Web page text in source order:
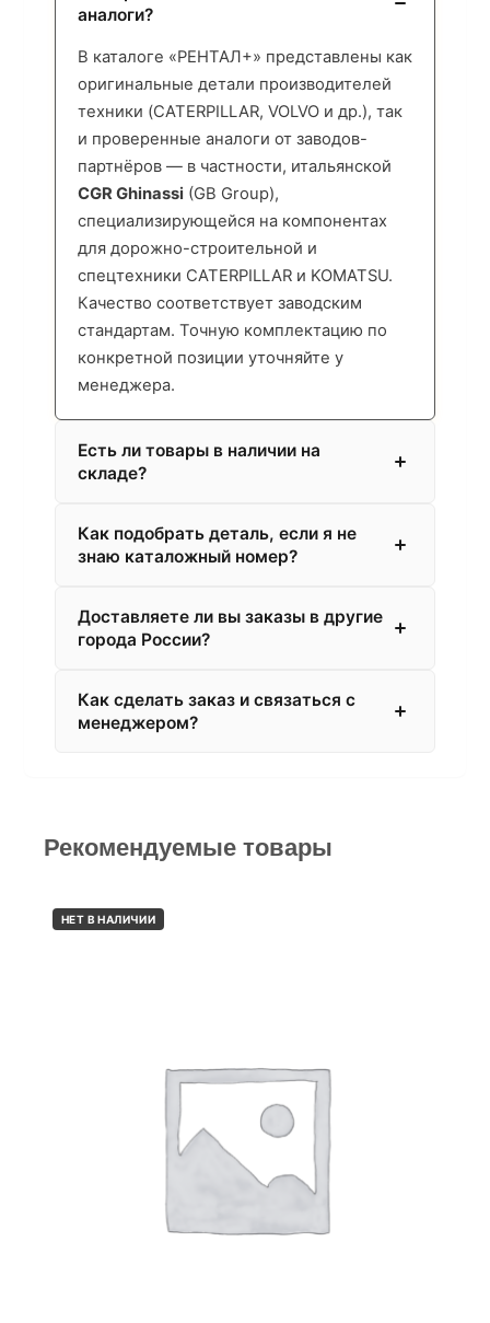
аналоги?
В каталоге «РЕНТАЛ+» представлены как
оригинальные детали производителей
техники (CATERPILLAR, VOLVO и др.), так
и проверенные аналоги от заводов-
партнёров — в частности, итальянской
CGR Ghinassi (GB Group),
специализирующейся на компонентах
для дорожно-строительной и
спецтехники CATERPILLAR и KOMATSU.
Качество соответствует заводским
стандартам. Точную комплектацию по
конкретной позиции уточняйте у
менеджера.
Есть ли товары в наличии на
складе?
Как подобрать деталь, если я не
знаю каталожный номер?
Доставляете ли вы заказы в другие
города России?
Как сделать заказ и связаться с
менеджером?
Рекомендуемые товары
НЕТ В НАЛИЧИИ